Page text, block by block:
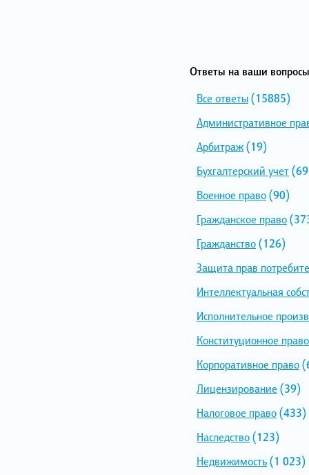
Ответы на ваши
Все ответы(15885)
Административное
Арбитраж(19)
Бухгалтерский учет
Военное право(90)
Гражданское право
Гражданство(126)
Защита прав
Интеллектуальная
Исполнительное
Конституционное право
Корпоративное право
Лицензирование (39)
Налоговое право(433)
Наследство(123)
Недвижимость(1 023)